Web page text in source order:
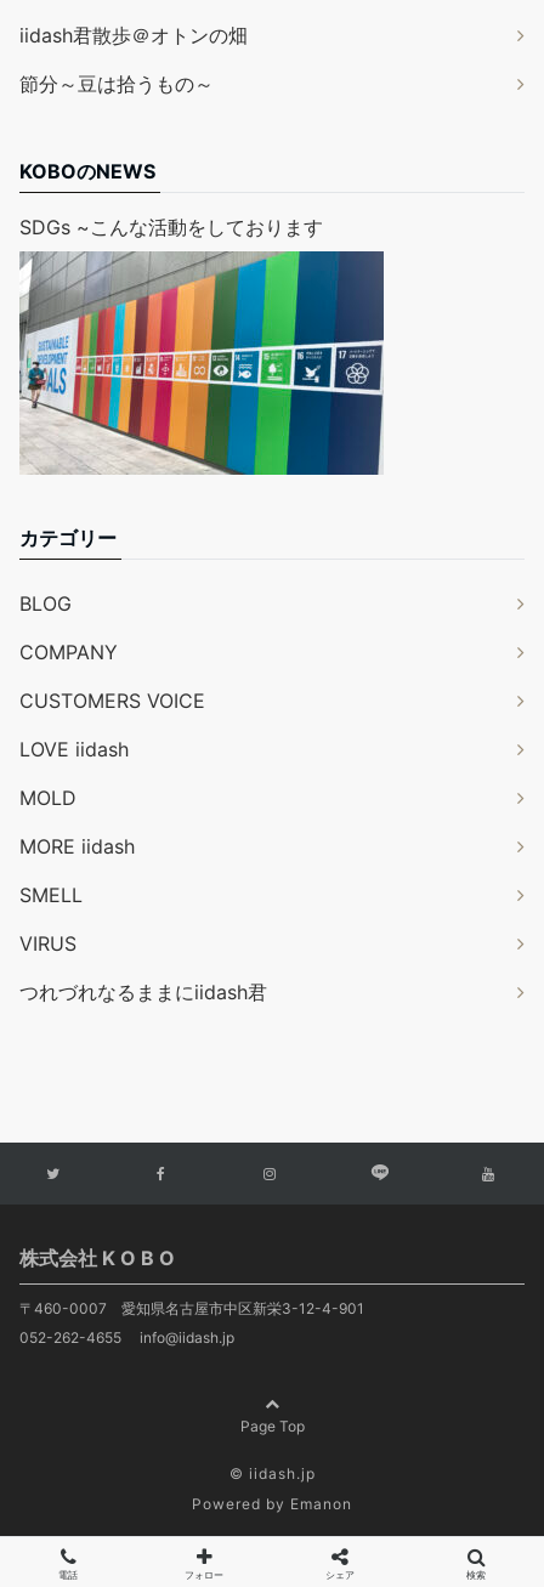
電話 フォロー シェア 検索
iidash君散歩＠オトンの畑
節分～豆は拾うもの～
KOBOのNEWS
SDGs ~こんな活動をしております
カテゴリー
BLOG
COMPANY
CUSTOMERS VOICE
LOVE iidash
MOLD
MORE iidash
SMELL
VIRUS
つれづれなるままにiidash君
株式会社 K O B O
〒460-0007 愛知県名古屋市中区新栄3-12-4-901
052-262-4655 info@iidash.jp
Page Top
© iidash.jp
Powered by Emanon